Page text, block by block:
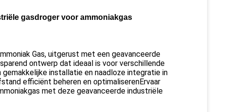
gasdroger voor ammoniakgas
Gas, uitgerust met een geavanceerde
ontwerp dat ideaal is voor verschillende
installatie en naadloze integratie in
efficiënt beheren en optimaliserenErvaar
met deze geavanceerde industriële